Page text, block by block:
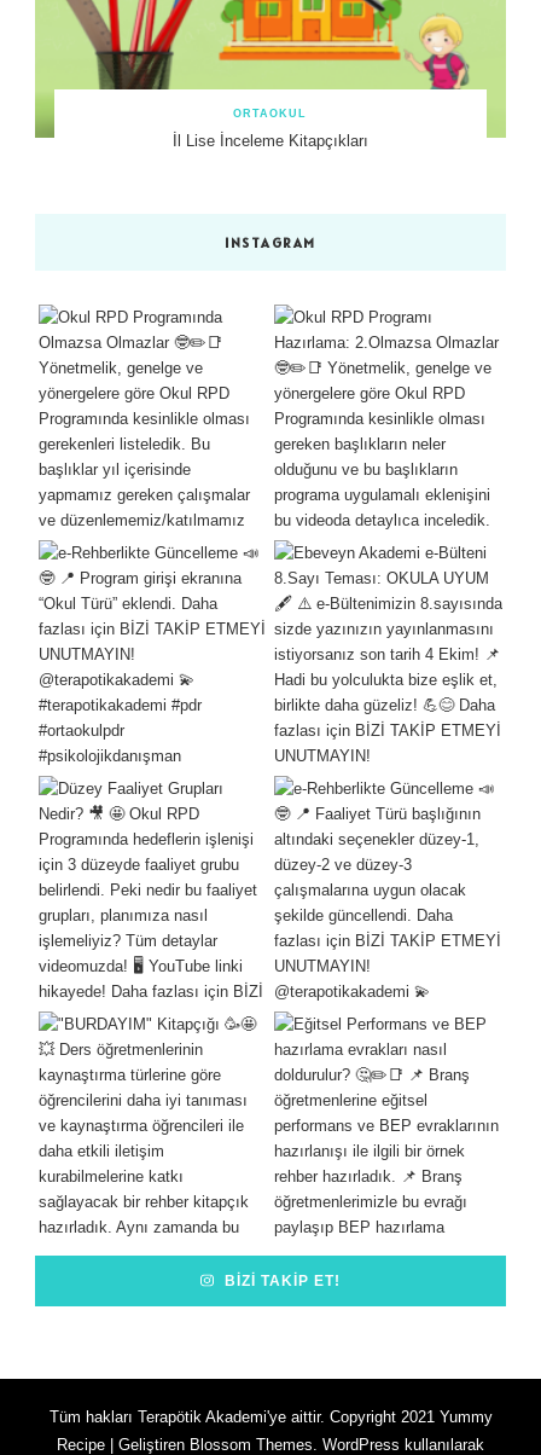
ORTAOKUL
İl Lise İnceleme Kitapçıkları
INSTAGRAM
BIZI TAKIP ET!
Tüm hakları Terapötik Akademi'ye aittir. Copyright 2021 Yummy
Recipe | Geliştiren Blossom Themes WordPress kullanılarak